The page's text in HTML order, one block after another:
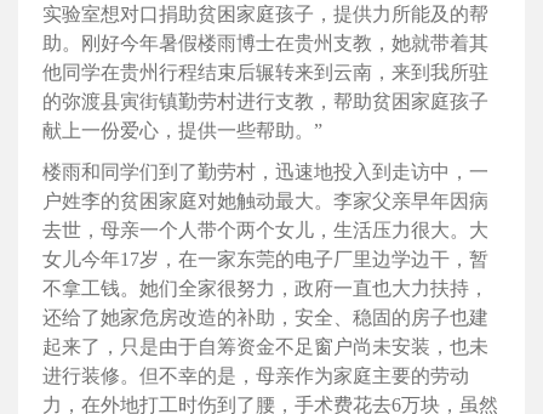
实验室想对口捐助贫困家庭孩子，提供力所能及的帮
助。刚好今年暑假楼雨博士在贵州支教，她就带着其
他同学在贵州行程结束后辗转来到云南，来到我所驻
的弥渡县寅街镇勤劳村进行支教，帮助贫困家庭孩子
献上一份爱心，提供一些帮助。”
楼雨和同学们到了勤劳村，迅速地投入到走访中，一
户姓李的贫困家庭对她触动最大。李家父亲早年因病
去世，母亲一个人带个两个女儿，生活压力很大。大
女儿今年17岁，在一家东莞的电子厂里边学边干，暂
不拿工钱。她们全家很努力，政府一直也大力扶持，
还给了她家危房改造的补助，安全、稳固的房子也建
起来了，只是由于自筹资金不足窗户尚未安装，也未
进行装修。但不幸的是，母亲作为家庭主要的劳动
力，在外地打工时伤到了腰，手术费花去6万块，虽然